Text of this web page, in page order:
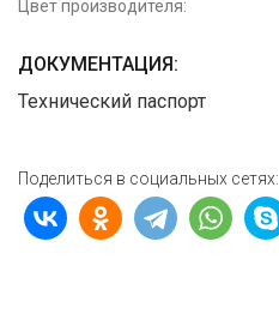
Цвет производителя:
ДОКУМЕНТАЦИЯ:
Технический паспорт
Поделиться в социальных сетях: